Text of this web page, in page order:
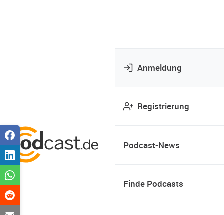
Anmeldung
Registrierung
Podcast-News
Finde Podcasts